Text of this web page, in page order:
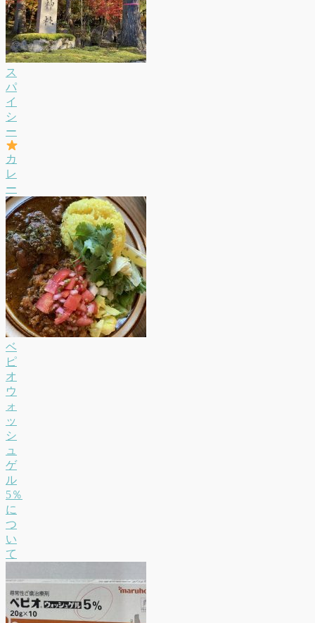
ス
パ
イ
シ
ー
カ
レ
ー
ベ
ピ
オ
ウ
ォ
ッ
シ
ュ
ゲ
ル
5％
に
つ
い
て